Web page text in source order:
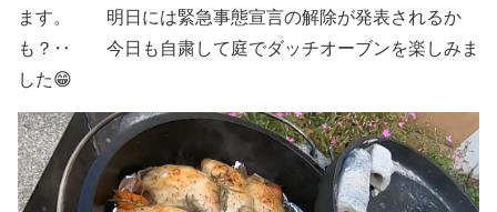
ます。 明日には緊急事態宣言の解除が発表されるか
も？‥ 今日も自粛して庭でダッチオーブンを楽しみま
した😁